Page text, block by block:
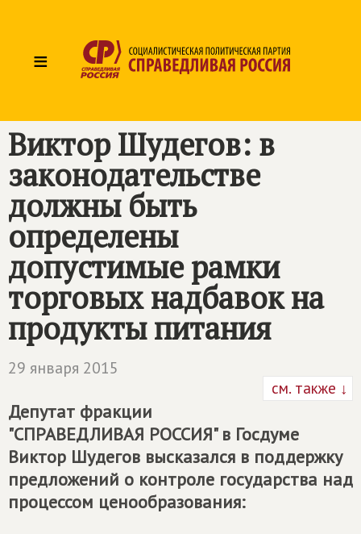
≡
Виктор Шудегов: в
законодательстве
должны быть
определены
допустимые рамки
торговых надбавок на
продукты питания
29 января 2015
см. также ↓
Депутат фракции
"СПРАВЕДЛИВАЯ РОССИЯ" в Госдуме
Виктор Шудегов высказался в поддержку
предложений о контроле государства над
процессом ценообразования: